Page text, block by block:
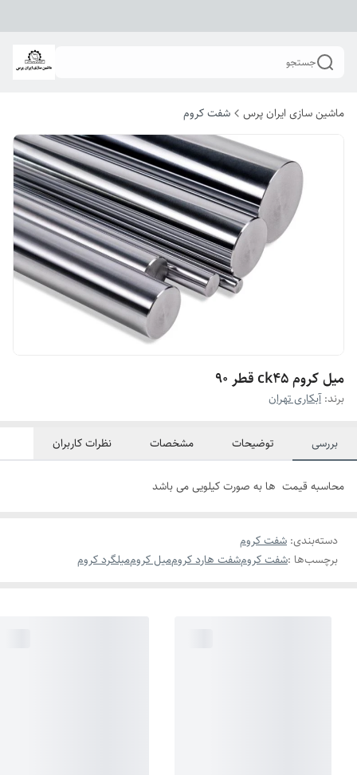
جستجو
ماشین سازی ایران پرس شفت کروم
میل کروم ck45 قطر 90
برند: آبکاری تهران
بررسی توضیحات مشخصات نظرات کاربران
محاسبه قیمت ها به صورت کیلویی می باشد
دسته‌بندی: شفت کروم
برچسب‌ها :شفت کرومشفت هارد کروممیل کروممیلگرد کروم